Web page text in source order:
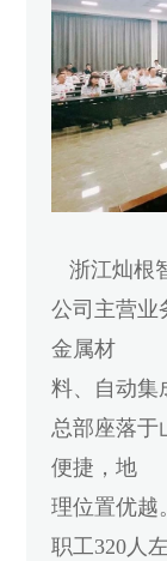
浙江灿根
公司主营业
金属材
料、自动集
总部座落于
便捷，地
理位置优越
职工320人